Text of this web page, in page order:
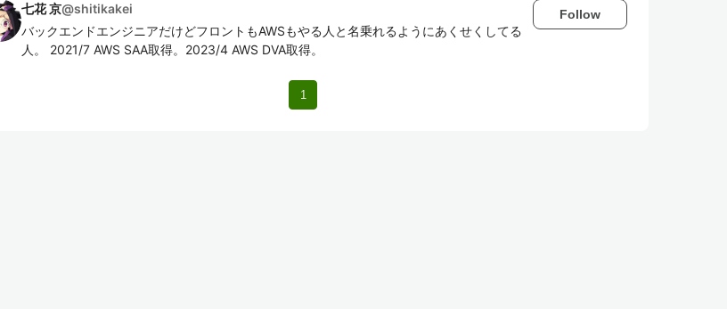
七花 京@shitikakei
バックエンドエンジニアだけどフロントもAWSもやる人と名乗れるようにあくせくしてる
人。 2021/7 AWS SAA取得。2023/4 AWS DVA取得。
Follow
1